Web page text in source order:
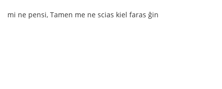
mi ne pensi, Tamen me ne scias kiel faras ĝin